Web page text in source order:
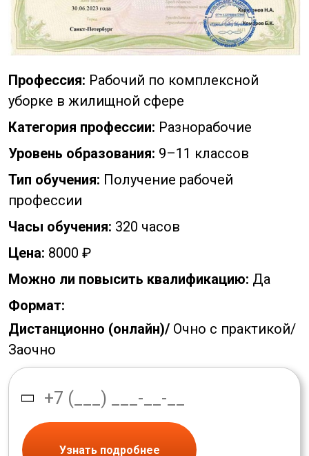
Профессия: Рабочий по комплексной
уборке в жилищной сфере
Категория профессии: Разнорабочие
Уровень образования: 9–11 классов
Тип обучения: Получение рабочей
профессии
Часы обучения: 320 часов
Цена: 8000 ₽
Можно ли повысить квалификацию: Да
Формат:
Дистанционно (онлайн)/ Очно с практикой/
Заочно
Узнать подробнее